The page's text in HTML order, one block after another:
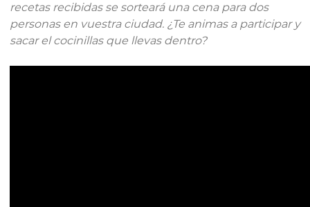
recetas recibidas se sorteará una cena para dos
personas en vuestra ciudad. ¿Te animas a participar y
sacar el cocinillas que llevas dentro?